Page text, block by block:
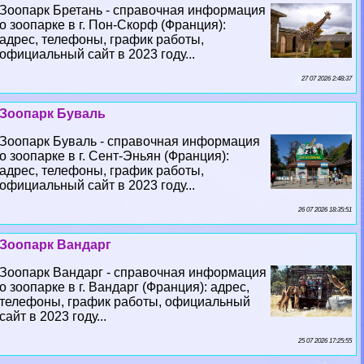
Зоопарк Бретань - справочная информация
о зоопарке в г. Пон-Скорф (Франция):
адрес, телефоны, график работы,
официальный сайт в 2023 году...
27 07 2026 2:48:37
Зоопарк Буваль
Зоопарк Буваль - справочная информация
о зоопарке в г. Сент-Эньян (Франция):
адрес, телефоны, график работы,
официальный сайт в 2023 году...
26 07 2026 18:35:51
Зоопарк Вандарг
Зоопарк Вандарг - справочная информация
о зоопарке в г. Вандарг (Франция): адрес,
телефоны, график работы, официальный
сайт в 2023 году...
25 07 2026 17:25:55